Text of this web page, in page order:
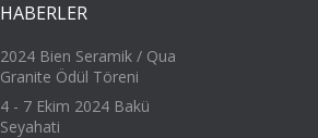
HABERLER
2024 Bien Seramik / Qua
Granite Ödül Töreni
4 - 7 Ekim 2024 Bakü
Seyahati